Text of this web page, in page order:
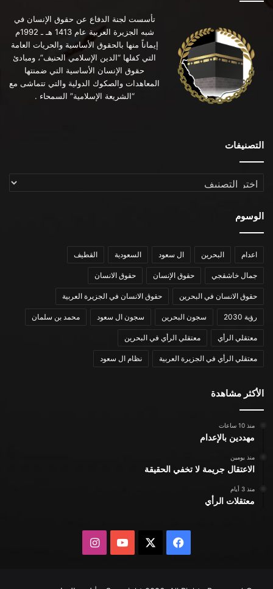
تأسست لجنة الدفاع عن حقوق الإنسان في
شبه الجزيرة العربية عام 1413 هـ ـ 1992م
إيماناً منها بالحقوق الأساسية والحريات العامة
التي كفلها “الدين الإسلامي الحنيف”، ومبادئ
حقوق الإنسان الأساسية التي ضمنتها
المعاهدات والصكوك الدولية والتي تتماشى مع
“الشريعة الإسلامية” السمحاء .
التصنيفات
التصنيفات
الوسوم
اعدام البحرين ال سعود السعودية القطيف
جمال خاشقجي حقوق الإنسان حقوق الانسان
حقوق الانسان في البحرين حقوق الانسان في الجزيرة العربية
رؤية 2030 سجون البحرين سجون ال سعود محمد بن سلمان
معتقلي الرأي معتقلي الرأي في البحرين
معتقلي الرأي في الجزيرة العربية نظام ال سعود
الأكثر مشاهدة
منذ 10 ساعات
مهددين بالإعدام
منذ يومين
الاعتقال جريمة لا تخفي الحقيقة
منذ 3 أيام
معتقلات الرأي
فيسبوك يوتيوبانستقرام